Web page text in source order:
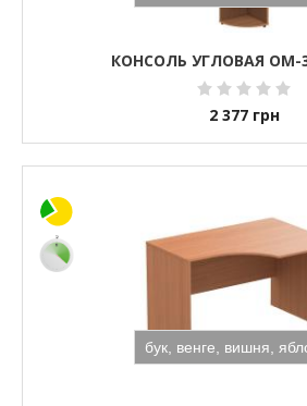
КОНСОЛЬ УГЛОВАЯ ОМ-
2 377 грн